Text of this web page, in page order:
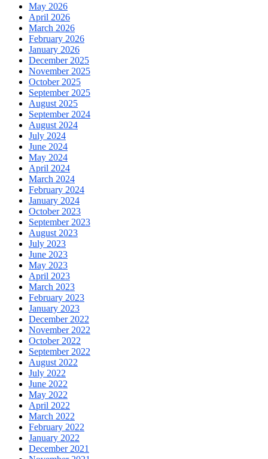
May 2026
April 2026
March 2026
February 2026
January 2026
December 2025
November 2025
October 2025
September 2025
August 2025
September 2024
August 2024
July 2024
June 2024
May 2024
April 2024
March 2024
February 2024
January 2024
October 2023
September 2023
August 2023
July 2023
June 2023
May 2023
April 2023
March 2023
February 2023
January 2023
December 2022
November 2022
October 2022
September 2022
August 2022
July 2022
June 2022
May 2022
April 2022
March 2022
February 2022
January 2022
December 2021